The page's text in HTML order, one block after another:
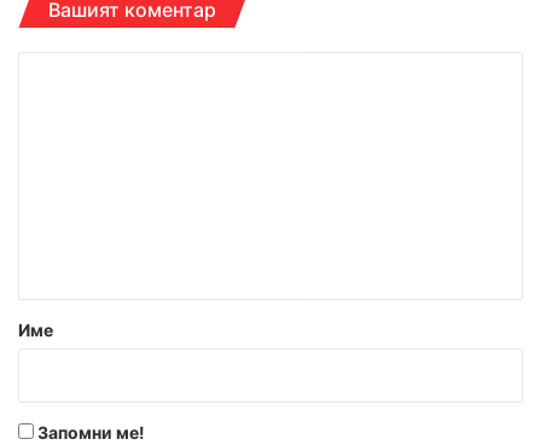
Вашият коментар
р
Име
Запомни ме!